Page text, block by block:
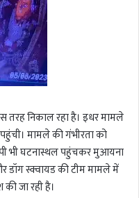
तरह निकाल रहा है। इधर मामले
मामले की गंभीरता को
भी घटनास्थल पहुंचकर मुआयना
डॉग स्क्वायड की टीम मामले में
जा रही है।